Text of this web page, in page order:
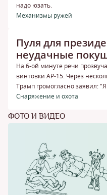
надо юзать.
Механизмы ружей
Пуля для
неудачные
На 6-ой минуте речи
винтовки АР-15. Через
Трамп громогласно заявил:
Снаряжение и охота
ФОТО И ВИДЕО